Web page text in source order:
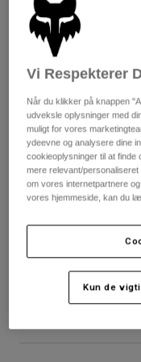
Bukser
Shorts
Jakker
Handsker
Beskyttelser
Sokker
Tilbehør
Bukser
Jakker
Protections
Briller
Tasker &
Spare parts
Skjorter
Se alle
Women
T-Shirts & Tops
Hoodies og sweatre
Jakker
Bukser & Shorts
Shirts
Guards
Goggles
Socks
Moto
Helmets
Quilted
31763
Price reduced from
to
Vi Respekterer
Når du klikker på knappen
udveksle oplysninger med
muligt for vores
ydeevne og analysere dine
cookieoplysninger til at finde
mere relevant/
om vores internetpartnere
vores hjemmeside, kan du
Kun de